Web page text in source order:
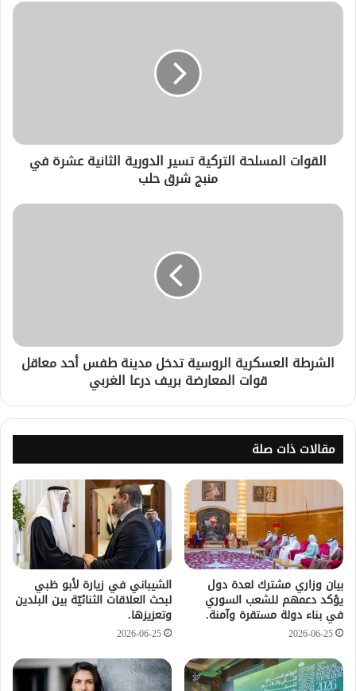
القوات المسلحة التركية تسير الدورية الثانية عشرة في
منبج شرق حلب
الشرطة العسكرية الروسية تدخل مدينة طفس أحد معاقل
قوات المعارضة بريف درعا الغربي
مقالات ذات صلة
بيان وزاري مشترك لعدة دول
يؤكد دعمهم للشعب السوري
في بناء دولة مستقرة وآمنة.
2026-06-25
الشيباني في زيارة لأبو ظبي
لبحث العلاقات الثنائيّة بين البلدين
وتعزيزها.
2026-06-25